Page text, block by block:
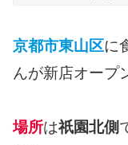
京都市東山区に
んが新店オープ
場所は祇園北側